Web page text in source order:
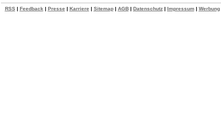
RSS| Feedback | Presse | Karriere | Sitemap| AGB| Datenschutz| Impressum| Werbung